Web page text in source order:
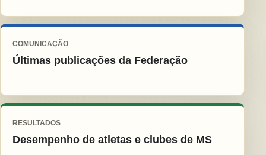
COMUNICAÇÃO
Últimas publicações da Federação
RESULTADOS
Desempenho de atletas e clubes de MS